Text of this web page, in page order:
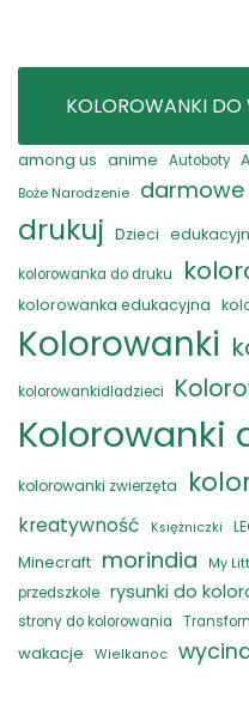
KOLOROWANKI DO
among us anime Autoboty
Boże Narodzenie darmowe
drukuj Dzieci
kolorowanka do druku
kolorowanka edukacyjna
Kolorowanki
kolorowankidladzieci
Kolorowanki
kolorowanki zwierzęta
kreatywność Księżniczki
Minecraft morindia My
przedszkole rysunki do
strony do kolorowania
wakacje
Wielkanoc